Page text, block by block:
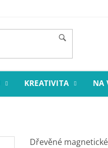
KREATIVITA NA
Dřevěné